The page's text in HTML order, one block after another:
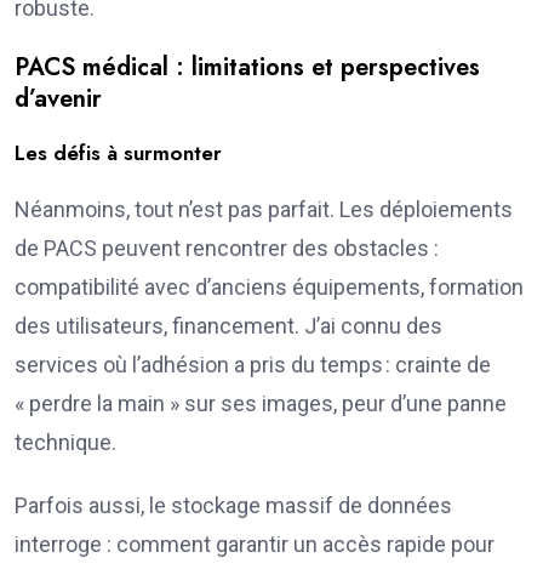
robuste.
PACS médical : limitations et perspectives
d’avenir
Les défis à surmonter
Néanmoins, tout n’est pas parfait. Les déploiements
de PACS peuvent rencontrer des obstacles :
compatibilité avec d’anciens équipements, formation
des utilisateurs, financement. J’ai connu des
services où l’adhésion a pris du temps : crainte de
« perdre la main » sur ses images, peur d’une panne
technique.
Parfois aussi, le stockage massif de données
interroge : comment garantir un accès rapide pour